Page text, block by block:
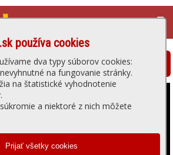
☰
používa cookies
dva typy súborov cookies:
na fungovanie stránky.
na štatistické vyhodnotenie
a niektoré z nich môžete
- prehrávanie videa